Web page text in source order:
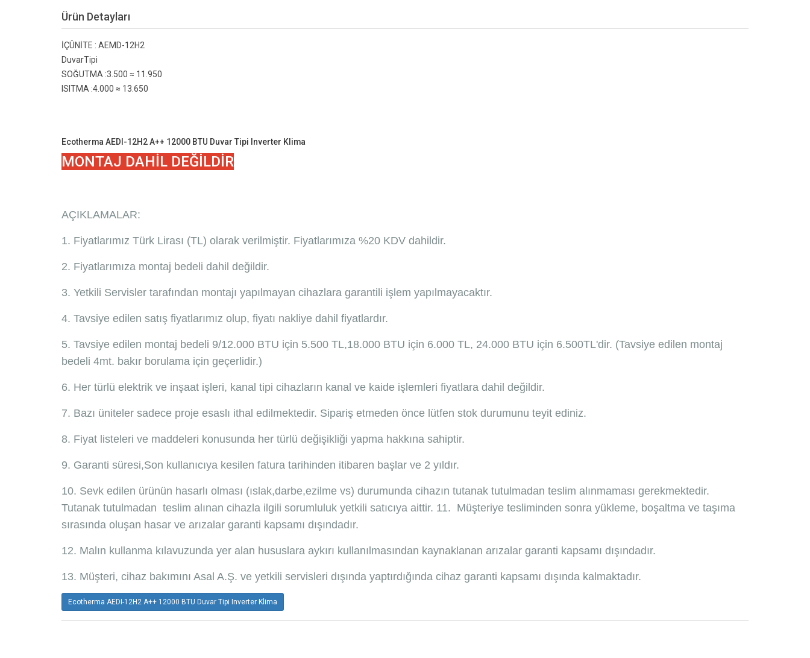
Ürün Detayları
İÇÜNİTE : AEMD-12H2
DuvarTipi
SOĞUTMA :3.500 ≈ 11.950
ISITMA :4.000 ≈ 13.650
Ecotherma AEDI-12H2 A++ 12000 BTU Duvar Tipi Inverter Klima
MONTAJ DAHİL DEĞİLDİR
AÇIKLAMALAR:
1. Fiyatlarımız Türk Lirası (TL) olarak verilmiştir. Fiyatlarımıza %20 KDV dahildir.
2. Fiyatlarımıza montaj bedeli dahil değildir.
3. Yetkili Servisler tarafından montajı yapılmayan cihazlara garantili işlem yapılmayacaktır.
4. Tavsiye edilen satış fiyatlarımız olup, fiyatı nakliye dahil fiyatlardır.
5. Tavsiye edilen montaj bedeli 9/12.000 BTU için 5.500 TL,18.000 BTU için 6.000 TL, 24.000 BTU için 6.500TL'dir. (Tavsiye edilen montaj
bedeli 4mt. bakır borulama için geçerlidir.)
6. Her türlü elektrik ve inşaat işleri, kanal tipi cihazların kanal ve kaide işlemleri fiyatlara dahil değildir.
7. Bazı üniteler sadece proje esaslı ithal edilmektedir. Sipariş etmeden önce lütfen stok durumunu teyit ediniz.
8. Fiyat listeleri ve maddeleri konusunda her türlü değişikliği yapma hakkına sahiptir.
9. Garanti süresi,Son kullanıcıya kesilen fatura tarihinden itibaren başlar ve 2 yıldır.
10. Sevk edilen ürünün hasarlı olması (ıslak,darbe,ezilme vs) durumunda cihazın tutanak tutulmadan teslim alınmaması gerekmektedir.
Tutanak tutulmadan teslim alınan cihazla ilgili sorumluluk yetkili satıcıya aittir. 11. Müşteriye tesliminden sonra yükleme, boşaltma ve taşıma
sırasında oluşan hasar ve arızalar garanti kapsamı dışındadır.
12. Malın kullanma kılavuzunda yer alan hususlara aykırı kullanılmasından kaynaklanan arızalar garanti kapsamı dışındadır.
13. Müşteri, cihaz bakımını Asal A.Ş. ve yetkili servisleri dışında yaptırdığında cihaz garanti kapsamı dışında kalmaktadır.
Ecotherma AEDI-12H2 A++ 12000 BTU Duvar Tipi Inverter Klima